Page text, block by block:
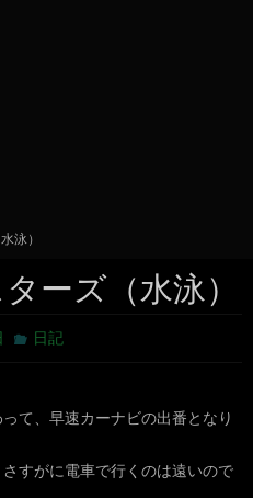
泳）
ーズ（水泳）
日記
て、早速カーナビの出番となり
すがに電車で行くのは遠いので